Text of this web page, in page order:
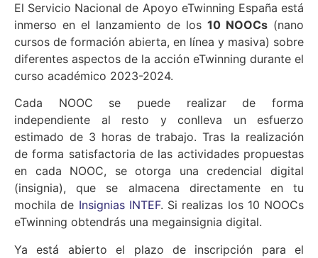
El Servicio Nacional de Apoyo eTwinning España está
inmerso en el lanzamiento de los 10 NOOCs (nano
cursos de formación abierta, en línea y masiva) sobre
diferentes aspectos de la acción eTwinning durante el
curso académico 2023-2024.
Cada NOOC se puede realizar de forma
independiente al resto y conlleva un esfuerzo
estimado de 3 horas de trabajo. Tras la realización
de forma satisfactoria de las actividades propuestas
en cada NOOC, se otorga una credencial digital
(insignia), que se almacena directamente en tu
mochila de Insignias INTEF. Si realizas los 10 NOOCs
eTwinning obtendrás una megainsignia digital.
Ya está abierto el plazo de inscripción para el